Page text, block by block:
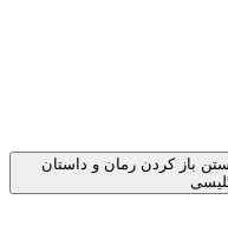
باز کردن رمان و داستان